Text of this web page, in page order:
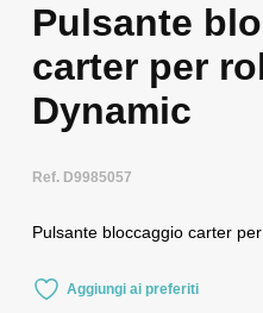
Pulsante
carter per
Dynamic
Ref. D9985057
Pulsante bloccaggio carter
Aggiungi ai preferiti